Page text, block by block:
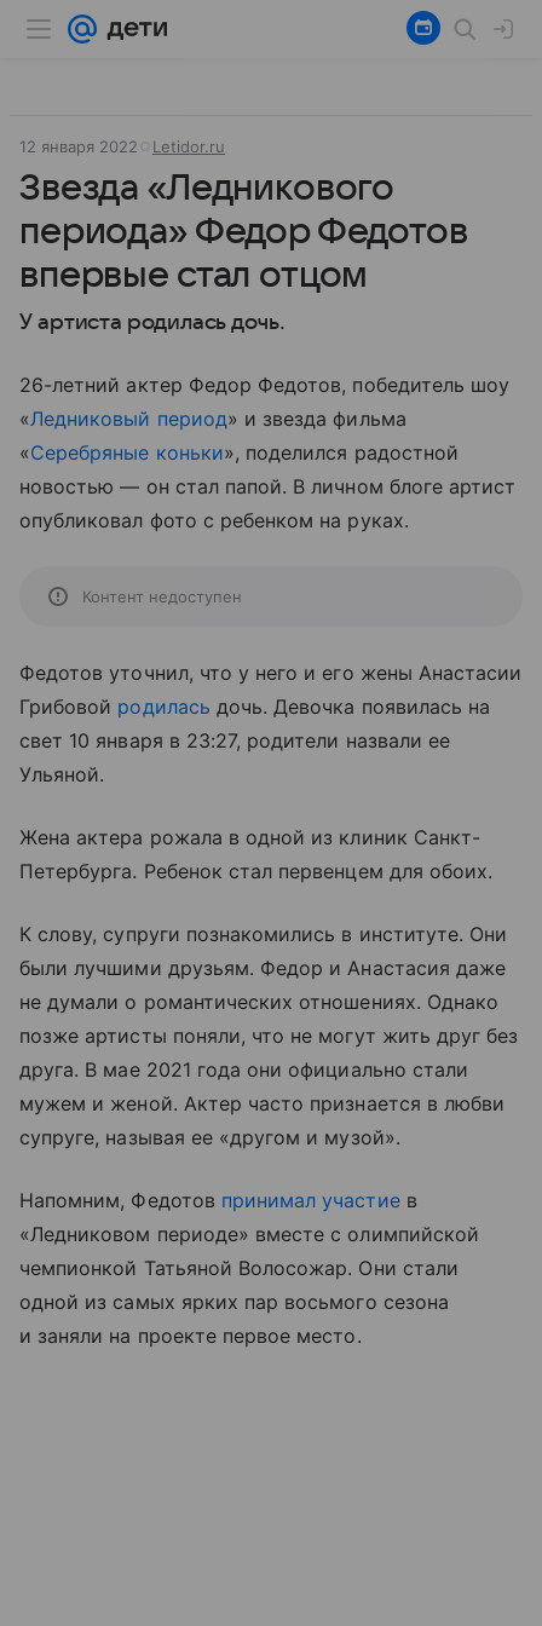
12 января 2022 Letidor.ru
Звезда «Ледникового
периода» Федор Федотов
впервые стал отцом
У артиста родилась дочь.
26-летний актер Федор Федотов, победитель шоу
«Ледниковый период» и звезда фильма
«Серебряные коньки», поделился радостной
новостью — он стал папой. В личном блоге артист
опубликовал фото с ребенком на руках.
Контент недоступен
Федотов уточнил, что у него и его жены Анастасии
Грибовой родилась дочь. Девочка появилась на
свет 10 января в 23:27, родители назвали ее
Ульяной.
Жена актера рожала в одной из клиник Санкт-
Петербурга. Ребенок стал первенцем для обоих.
К слову, супруги познакомились в институте. Они
были лучшими друзьям. Федор и Анастасия даже
не думали о романтических отношениях. Однако
позже артисты поняли, что не могут жить друг без
друга. В мае 2021 года они официально стали
мужем и женой. Актер часто признается в любви
супруге, называя ее «другом и музой».
Напомним, Федотов принимал участиев
«Ледниковом периоде» вместе с олимпийской
чемпионкой Татьяной Волосожар. Они стали
одной из самых ярких пар восьмого сезона
и заняли на проекте первое место.